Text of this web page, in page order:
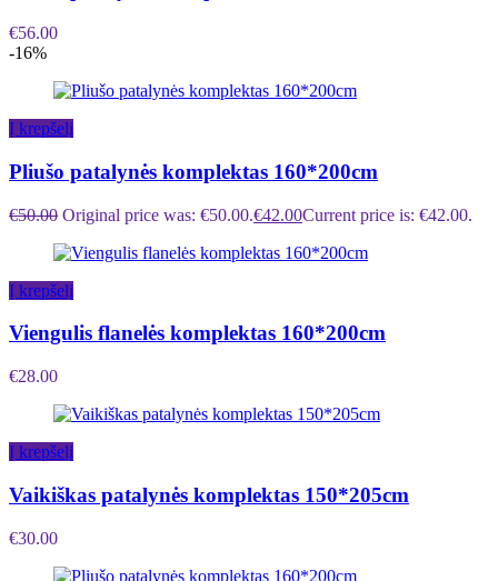
€56.00
-16%
Į krepšelį
Pliušo patalynės komplektas 160*200cm
€50.00 Original price was: €50.00.€42.00Current price is: €42.00.
Į krepšelį
Viengulis flanelės komplektas 160*200cm
€28.00
Į krepšelį
Vaikiškas patalynės komplektas 150*205cm
€30.00